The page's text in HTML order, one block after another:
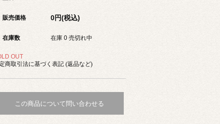
販売価格 0円(税込)
在庫数 在庫 0 売切れ中
OUT
商取引法に基づく表記 (返品など)
この商品について問い合わせる